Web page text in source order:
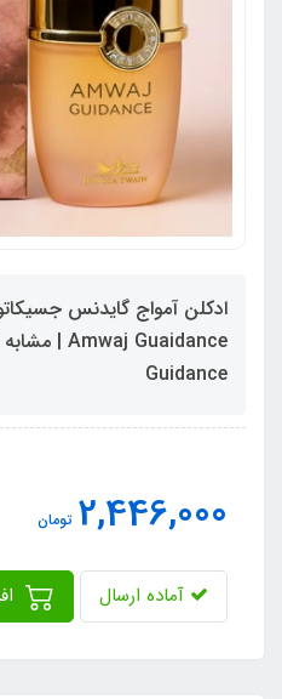
Guidance
2,446,000 تومان
آماده ارسال